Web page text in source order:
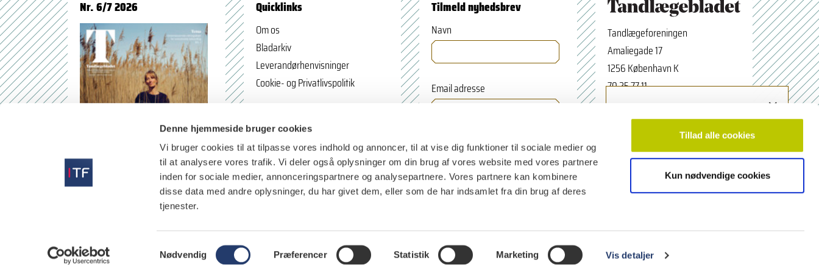
Denne hjemmeside bruger cookies
Vi bruger cookies til at tilpasse vores indhold og annoncer, til at vise dig funktioner til sociale medier og
til at analysere vores trafik. Vi deler også oplysninger om din brug af vores website med vores partnere
inden for sociale medier, annonceringspartnere og analysepartnere. Vores partnere kan kombinere
disse data med andre oplysninger, du har givet dem, eller som de har indsamlet fra din brug af deres
tjenester.
a
Nødvendig Præferencer Statistik Marketing Vis detaljer
Tillad alle cookies
Kun nødvendige cookies
Nr. 6/7 2026 Quicklinks
Om os
Bladarkiv
Leverandørhenvisninger
Cookie- og Privatlivspolitik
Tilmeld nyhedsbrev
Navn
Email adresse
Tandlægeforeningen
Amaliegade 17
1256 København K
70 25 77 11
tbredaktion@tdl.dk
facebook.com/odontologerne
×
Email adresse